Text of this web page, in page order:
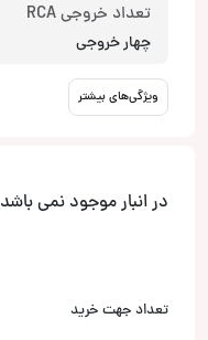
تعداد خروجی RCA
چهار خروجی
ویژگی‌های بیشتر
در انبار موجود نمی باشد
تعداد جهت خرید